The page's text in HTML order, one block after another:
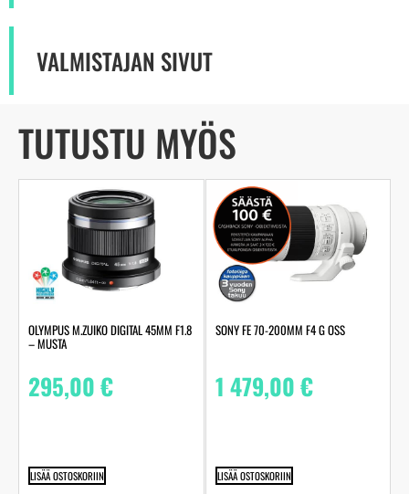
VALMISTAJAN SIVUT
TUTUSTU MYÖS
OLYMPUS M.ZUIKO DIGITAL 45MM F1.8
– MUSTA
295,00€
LISÄÄ OSTOSKORIIN
SONY FE 70-200MM F4 G OSS
1 479,00€
LISÄÄ OSTOSKORIIN